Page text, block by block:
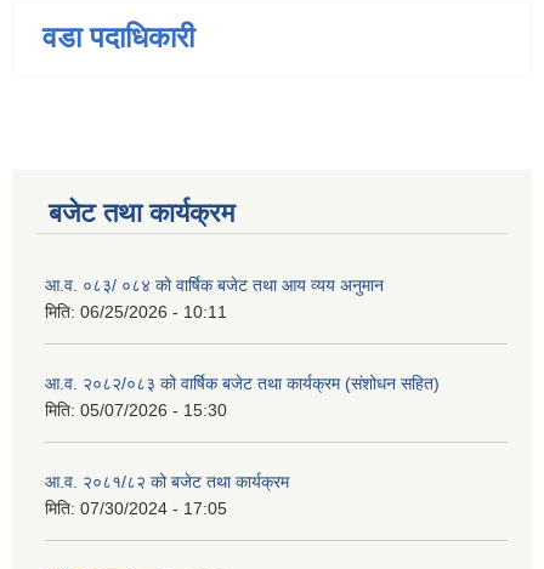
वडा पदाधिकारी
बजेट तथा कार्यक्रम
आ.व. ०८३/ ०८४ को वार्षिक बजेट तथा आय व्यय अनुमान
मिति: 06/25/2026 - 10:11
आ.व. २०८२/०८३ को वार्षिक बजेट तथा कार्यक्रम (संशोधन सहित)
मिति: 05/07/2026 - 15:30
आ.व. २०८१/८२ को बजेट तथा कार्यक्रम
मिति: 07/30/2024 - 17:05